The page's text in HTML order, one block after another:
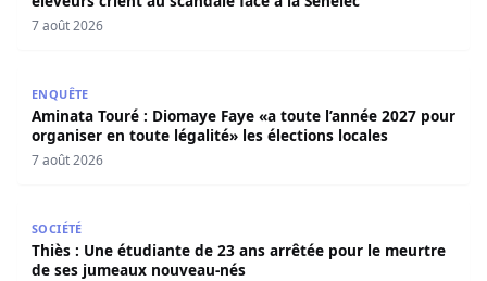
7 août 2026
ENQUÊTE
Aminata Touré : Diomaye Faye «a toute l’année 2027 pour
organiser en toute légalité» les élections locales
7 août 2026
SOCIÉTÉ
Thiès : Une étudiante de 23 ans arrêtée pour le meurtre
de ses jumeaux nouveau-nés